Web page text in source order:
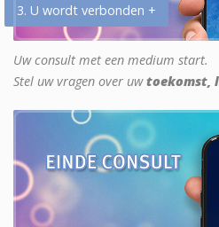
3. U wordt verbonden +
Uw consult met een medium start.
Stel uw vragen over uwtoekomst,